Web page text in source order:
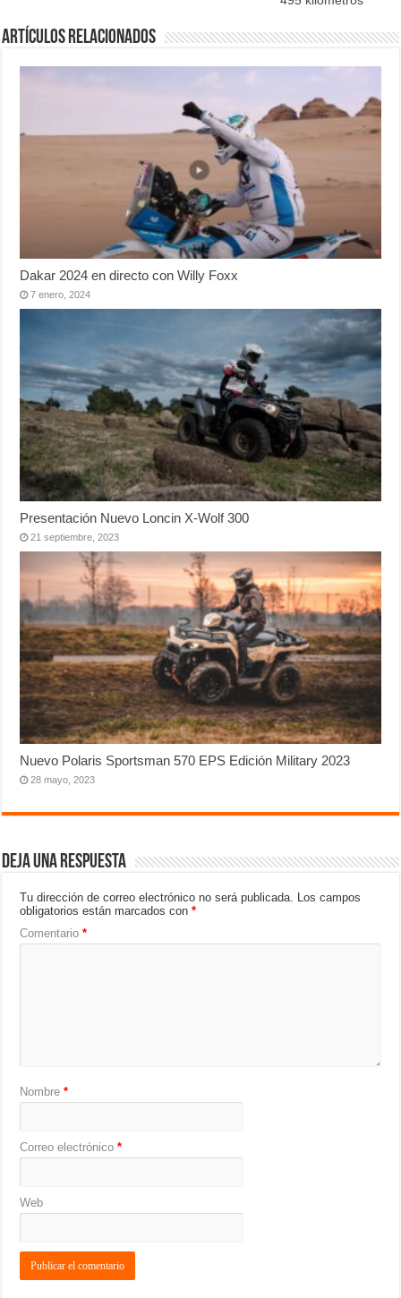
Artículos relacionados
Dakar 2024 en directo con Willy Foxx
7 enero, 2024
Presentación Nuevo Loncin X-Wolf 300
21 septiembre, 2023
Nuevo Polaris Sportsman 570 EPS Edición Military 2023
28 mayo, 2023
Deja una respuesta
Tu dirección de correo electrónico no será publicada. Los campos
obligatorios están marcados con*
Comentario*
Nombre*
Correo electrónico*
Web